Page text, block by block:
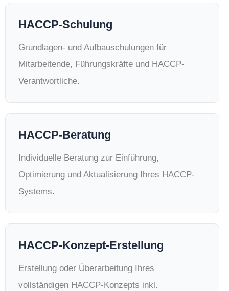
HACCP-Schulung
Grundlagen- und Aufbauschulungen für
Mitarbeitende, Führungskräfte und HACCP-
Verantwortliche.
HACCP-Beratung
Individuelle Beratung zur Einführung,
Optimierung und Aktualisierung Ihres HACCP-
Systems.
HACCP-Konzept-Erstellung
Erstellung oder Überarbeitung Ihres
vollständigen HACCP-Konzepts inkl.